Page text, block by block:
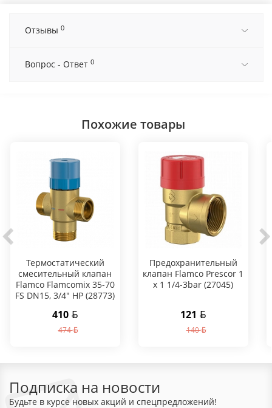
Отзывы 0
Вопрос - Ответ 0
Похожие товары
Термостатический
смесительный клапан
Flamco Flamcomix 35-70
FS DN15, 3/4" НР (28773)
410
474
Предохранительный
клапан Flamco Prescor 1
х 1 1/4-3bar (27045)
121
140
Подписка на новости
Будьте в курсе новых акций и спецпредложений!